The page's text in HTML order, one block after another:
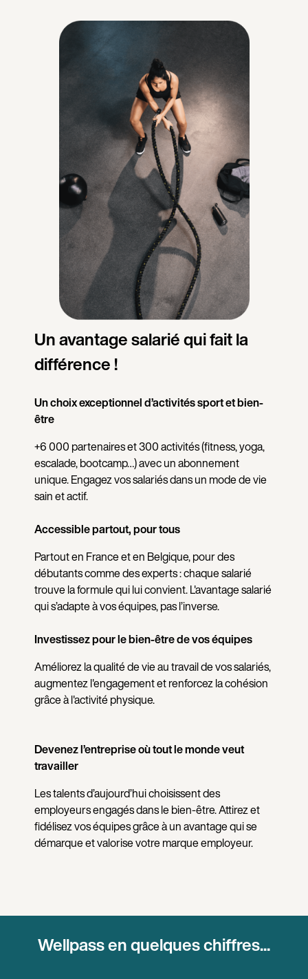
Un avantage salarié qui fait la
différence !
Un choix exceptionnel d’activités sport et bien-
être
+6 000 partenaires et 300 activités (fitness, yoga,
escalade, bootcamp…) avec un abonnement
unique. Engagez vos salariés dans un mode de vie
sain et actif.
Accessible partout, pour tous
Partout en France et en Belgique, pour des
débutants comme des experts : chaque salarié
trouve la formule qui lui convient. L'avantage salarié
qui s’adapte à vos équipes, pas l’inverse.
Investissez pour le bien-être de vos équipes
Améliorez la qualité de vie au travail de vos salariés,
augmentez l'engagement et renforcez la cohésion
grâce à l'activité physique.
Devenez l’entreprise où tout le monde veut
travailler
Les talents d’aujourd’hui choisissent des
employeurs engagés dans le bien-être. Attirez et
fidélisez vos équipes grâce à un avantage qui se
démarque et valorise votre marque employeur.
Wellpass en quelques chiffres...